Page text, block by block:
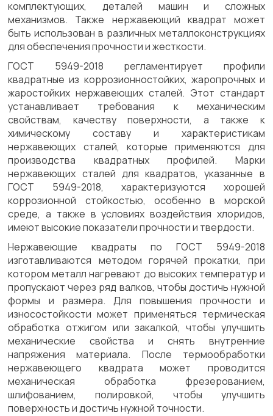
комплектующих, деталей машин и сложных
механизмов. Также нержавеющий квадрат может
быть использован в различных металлоконструкциях
для обеспечения прочности и жесткости.
ГОСТ 5949-2018 регламентирует профили
квадратные из коррозионностойких, жаропрочных и
жаростойких нержавеющих сталей. Этот стандарт
устанавливает требования к механическим
свойствам, качеству поверхности, а также к
химическому составу и характеристикам
нержавеющих сталей, которые применяются для
производства квадратных профилей. Марки
нержавеющих сталей для квадратов, указанные в
ГОСТ 5949-2018, характеризуются хорошей
коррозионной стойкостью, особенно в морской
среде, а также в условиях воздействия хлоридов,
имеют высокие показатели прочности и твердости.
Нержавеющие квадраты по ГОСТ 5949-2018
изготавливаются методом горячей прокатки, при
котором металл нагревают до высоких температур и
пропускают через ряд валков, чтобы достичь нужной
формы и размера. Для повышения прочности и
износостойкости может применяться термическая
обработка отжигом или закалкой, чтобы улучшить
механические свойства и снять внутренние
напряжения материала. После термообработки
нержавеющего квадрата может проводится
механическая обработка фрезерованием,
шлифованием, полировкой, чтобы улучшить
поверхность и достичь нужной точности.